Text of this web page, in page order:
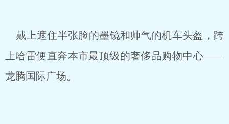
戴上遮住半张脸的墨镜和帅气的机车头盔，跨
上哈雷便直奔本市最顶级的奢侈品购物中心——
龙腾国际广场。